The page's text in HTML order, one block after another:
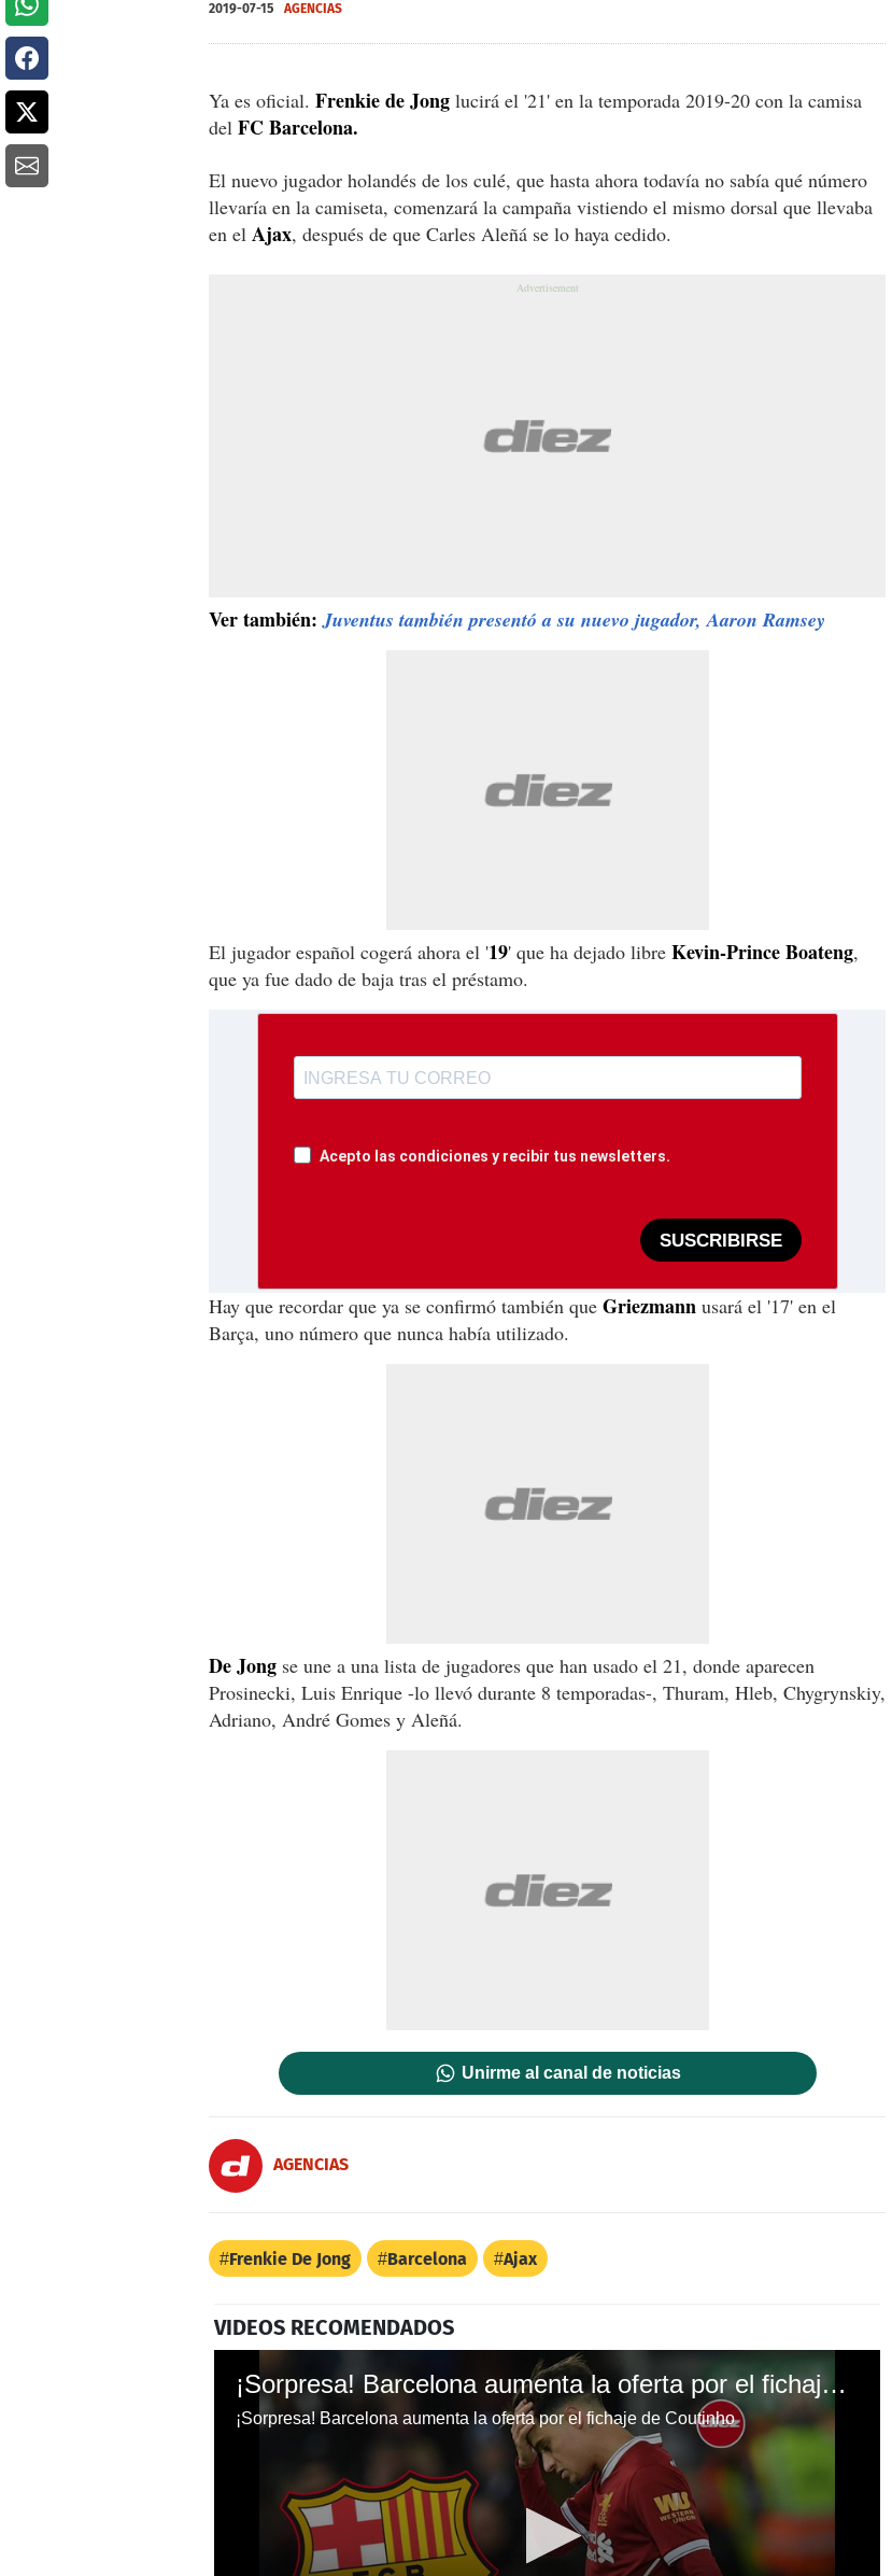
2019-07-15 AGENCIAS
Ya es oficial. Frenkie de Jong lucirá el '21' en la temporada 2019-20 con la camisa
del FC Barcelona.
El nuevo jugador holandés de los culé, ​​que hasta ahora todavía no sabía qué número
llevaría en la camiseta, comenzará la campaña vistiendo el mismo dorsal que llevaba
en el Ajax, después de que Carles Aleñá se lo haya cedido.
Ver también:Juventus también presentó a su nuevo jugador, Aaron Ramsey
El jugador español cogerá ahora el '19' que ha dejado libre Kevin-Prince Boateng,
que ya fue dado de baja tras el préstamo.
Acepto las condiciones y recibir tus newsletters.
SUSCRIBIRSE
Hay que recordar que ya se confirmó también que Griezmann usará el '17' en el
Barça, uno número que nunca había utilizado.
De Jong se une a una lista de jugadores que han usado el 21, donde aparecen
Prosinecki, Luis Enrique -lo llevó durante 8 temporadas-, Thuram, Hleb, Chygrynskiy,
Adriano, André Gomes y Aleñá.
Unirme al canal de noticias
AGENCIAS
Frenkie De Jong Barcelona Ajax
VIDEOS RECOMENDADOS
¡Sorpresa! Barcelona aumenta la oferta por el fichaje de Coutinho
¡Sorpresa! Barcelona aumenta la oferta por el fichaje de Coutinho